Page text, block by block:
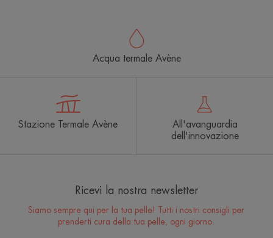
Acqua termale Avène
Stazione Termale Avène
All'avanguardia
dell'innovazione
Ricevi la nostra newsletter
Siamo sempre qui per la tua pelle! Tutti i nostri consigli per
prenderti cura della tua pelle, ogni giorno.